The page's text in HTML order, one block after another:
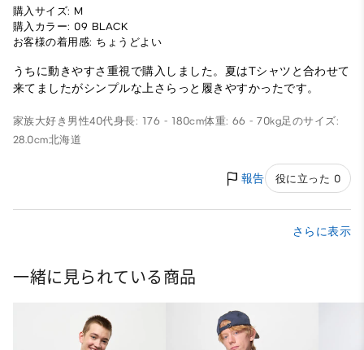
購入サイズ: M
購入カラー: 09 BLACK
お客様の着用感: ちょうどよい
うちに動きやすさ重視で購入しました。夏はTシャツと合わせて
来てましたがシンプルな上さらっと履きやすかったです。
家族大好き 男性40代身長: 176 - 180cm体重: 66 - 70kg足のサイズ:
28.0cm北海道
報告 役に立った 0
さらに表示
一緒に見られている商品